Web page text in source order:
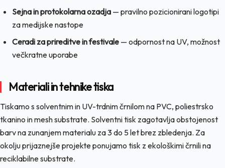
Sejna in protokolarna ozadja — pravilno pozicionirani logotipi
za medijske nastope
Ceradi za prireditve in festivale — odpornost na UV, možnost
večkratne uporabe
Materiali in tehnike tiska
Tiskamo s solventnim in UV-trdnim črnilom na PVC, poliestrsko
tkanino in mesh substrate. Solventni tisk zagotavlja obstojenost
barv na zunanjem materialu za 3 do 5 let brez zbledenja. Za
okolju prijaznejše projekte ponujamo tisk z ekološkimi črnili na
reciklabilne substrate.